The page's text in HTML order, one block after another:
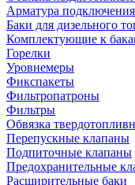
Арматура подключения
Баки для дизельного
Комплектующие к
Горелки
Уровнемеры
Фикспакеты
Фильтропатроны
Фильтры
Обвязка
Перепускные клапаны
Подпиточные клапаны
Предохранительные
Расширительные баки